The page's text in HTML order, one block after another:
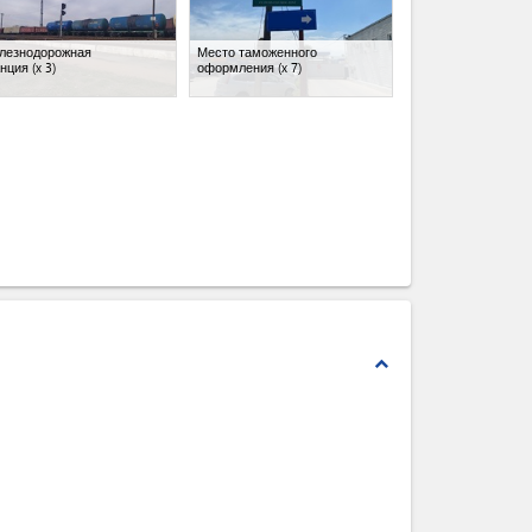
(x 3)
Место таможенного
оформления(x 7)
expand_less